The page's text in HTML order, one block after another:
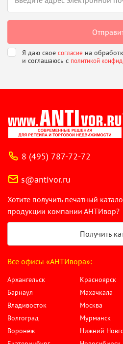
Я даю свое согласие на
и соглашаюсь с политикой
8 (495) 787-72-72
s@antivor.ru
Хотите получить печатный
продукции компании АНТИвор?
Получить
Все офисы «АНТИвора»:
Архангельск
Барнаул
Владивосток
Волгоград
Воронеж
Красноярск
Махачкала
Москва
Мурманск
Нижний